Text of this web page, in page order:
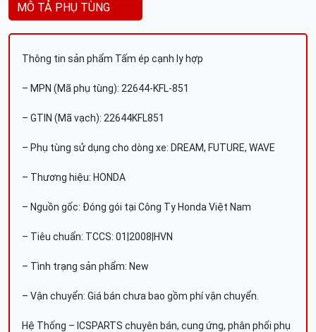
MÔ TẢ PHỤ TÙNG
Thông tin sản phẩm Tấm ép cạnh ly hợp
– MPN (Mã phụ tùng): 22644-KFL-851
– GTIN (Mã vạch): 22644KFL851
– Phụ tùng sử dụng cho dòng xe: DREAM, FUTURE, WAVE
– Thương hiệu: HONDA
– Nguồn gốc: Đóng gói tại Công Ty Honda Việt Nam
– Tiêu chuẩn: TCCS: 01|2008|HVN
– Tình trạng sản phẩm: New
– Vận chuyển: Giá bán chưa bao gồm phí vận chuyển.
Hệ Thống – ICSPARTS chuyên bán, cung ứng, phân phối phụ